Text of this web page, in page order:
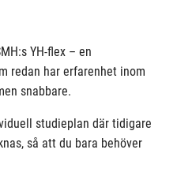
YH-flex – en
redan har erfarenhet inom
snabbare.
studieplan där tidigare
så att du bara behöver